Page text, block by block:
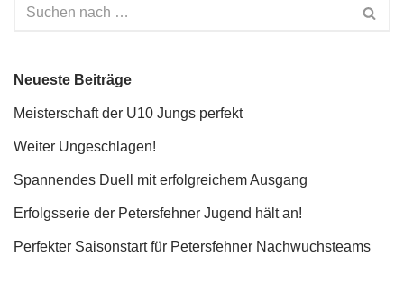
Neueste Beiträge
Meisterschaft der U10 Jungs perfekt
Weiter Ungeschlagen!
Spannendes Duell mit erfolgreichem Ausgang
Erfolgsserie der Petersfehner Jugend hält an!
Perfekter Saisonstart für Petersfehner Nachwuchsteams